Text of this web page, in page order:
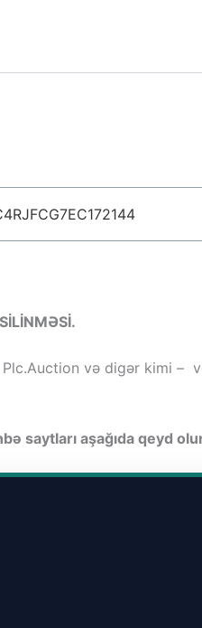
Plc.Auction və digər kimi –
saytları aşağıda qeyd